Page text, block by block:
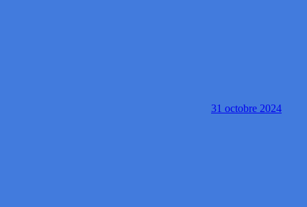
31 octobre 2024